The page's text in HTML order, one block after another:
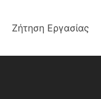
Ζήτηση Εργασίας